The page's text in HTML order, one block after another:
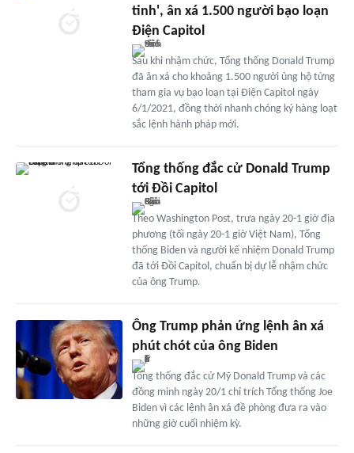
tinh', ân xá 1.500 người bạo loạn
Điện Capitol
Sau khi nhậm chức, Tổng thống Donald Trump
đã ân xá cho khoảng 1.500 người ủng hộ từng
tham gia vụ bạo loạn tại Điện Capitol ngày
6/1/2021, đồng thời nhanh chóng ký hàng loạt
sắc lệnh hành pháp mới.
Tổng thống đắc cử Donald Trump
tới Đồi Capitol
Theo Washington Post, trưa ngày 20-1 giờ địa
phương (tối ngày 20-1 giờ Việt Nam), Tổng
thống Biden và người kế nhiệm Donald Trump
đã tới Đồi Capitol, chuẩn bị dự lễ nhậm chức
của ông Trump.
Ông Trump phản ứng lệnh ân xá
phút chót của ông Biden
Tổng thống đắc cử Mỹ Donald Trump và các
đồng minh ngày 20/1 chỉ trích Tổng thống Joe
Biden vì các lệnh ân xá đề phòng đưa ra vào
những giờ cuối nhiệm kỳ.